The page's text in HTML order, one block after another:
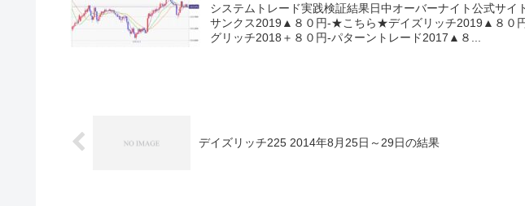
システムトレード実践検証結果日中オーバーナイト公式サ
サンクス2019▲８０円-★こちら★デイズリッチ2019▲８０
グリッチ2018＋８０円-パターントレード2017▲８...
デイズリッチ225 2014年8月25日～29日の結果